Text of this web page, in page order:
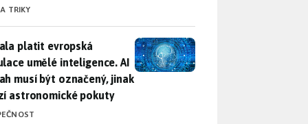
TRIKY
platit evropská regulace umělé inteligence. AI obsah
platit evropská
umělé inteligence. AI
musí být označený, jinak
astronomické pokuty